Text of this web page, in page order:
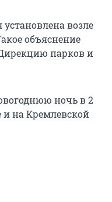
возле
объяснение
парков и
ночь в 2
и на Кремлевской